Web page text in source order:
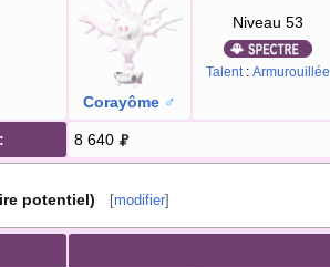
Corayôme ♂
Niveau 53
Talent : Armurouillée
: 8 640
potentiel) [modifier]